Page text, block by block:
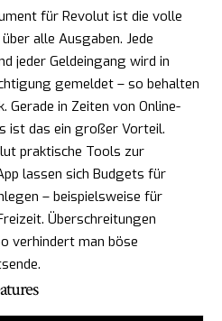
für Revolut ist die volle
alle Ausgaben. Jede
jeder Geldeingang wird in
gemeldet – so behalten
Gerade in Zeiten von Online-
ist das ein großer Vorteil.
praktische Tools zur
lassen sich Budgets für
– beispielsweise für
Überschreitungen
verhindert man böse